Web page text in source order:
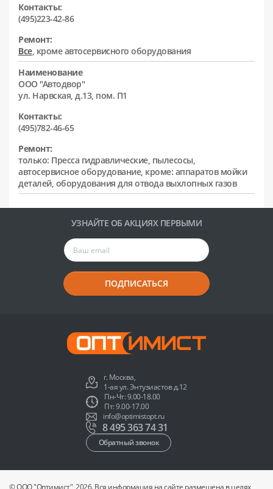
Контакты:
(495)223-42-86
Ремонт:
Все, кроме автосервисного оборудования
Наименование
ООО "Автодвор"
ул. Нарвская, д.13, пом. П1
Контакты:
(495)782-46-65
Ремонт:
только: Пресса гидравлические, пылесосы,
автосервисное оборудование, кроме: аппаратов мойки
деталей, оборудования для отвода выхлопных газов
УЗНАЙТЕ ОБ АКЦИЯХ ПЕРВЫМИ
ПОДПИСАТЬСЯ
г. Москва,
1-ая ул. Энтузиастов д.12
Пн-Чт: 9.00-18.00
Пт: 9.00-17.00
info@optimistopt.ru
8 495 363 74 31
Обратный звонок
© ООО "Оптимист", 2026. Вся информация на сайте размещена в целях